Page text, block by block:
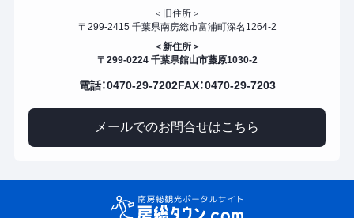
＜旧住所＞
〒299-2415 千葉県南房総市富浦町深名1264-2
＜新住所＞
〒299-0224 千葉県館山市藤原1030-2
電話：0470-29-7202FAX：0470-29-7203
メールでのお問合せはこちら